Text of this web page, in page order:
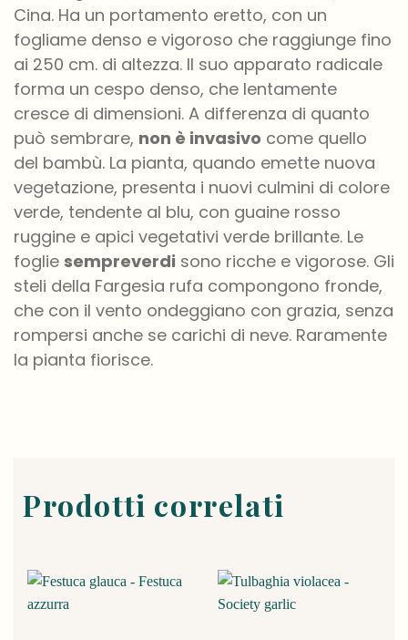
Cina. Ha un portamento eretto, con un
fogliame denso e vigoroso che raggiunge fino
ai 250 cm. di altezza. Il suo apparato radicale
forma un cespo denso, che lentamente
cresce di dimensioni. A differenza di quanto
può sembrare, non è invasivo come quello
del bambù. La pianta, quando emette nuova
vegetazione, presenta i nuovi culmini di colore
verde, tendente al blu, con guaine rosso
ruggine e apici vegetativi verde brillante. Le
foglie sempreverdi sono ricche e vigorose. Gli
steli della Fargesia rufa compongono fronde,
che con il vento ondeggiano con grazia, senza
rompersi anche se carichi di neve. Raramente
la pianta fiorisce.
Prodotti correlati